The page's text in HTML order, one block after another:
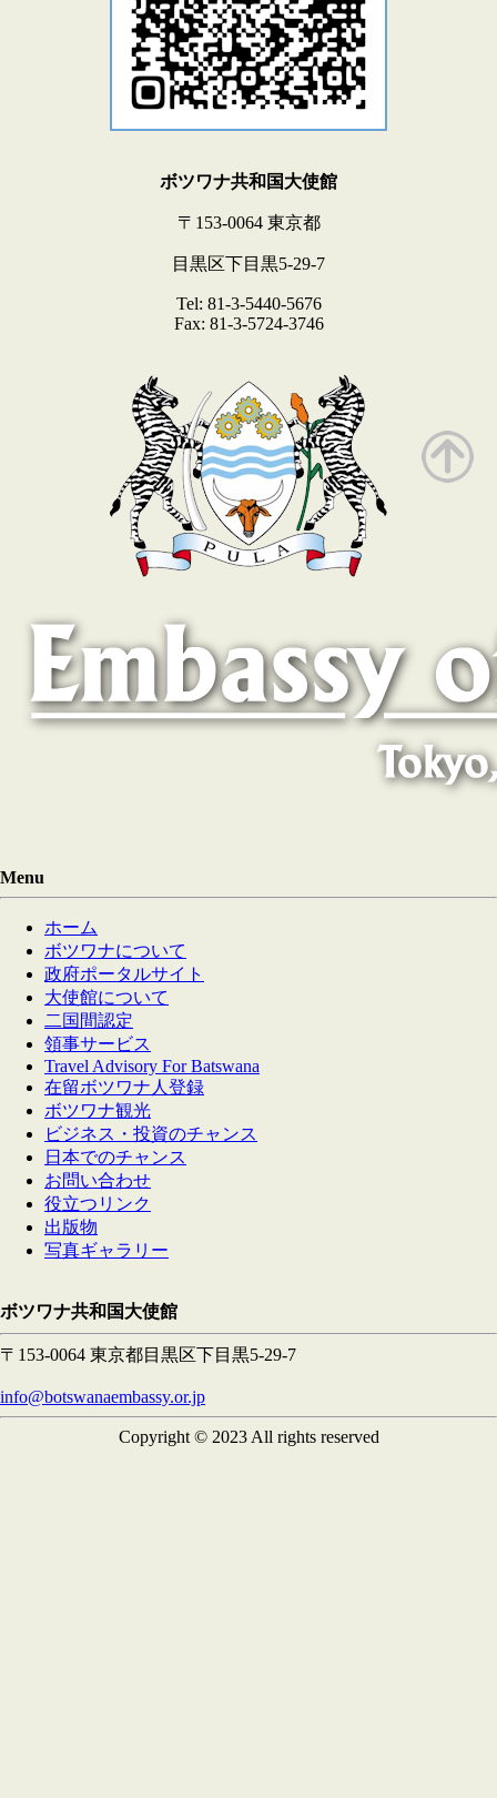
ボツワナ共和国大使館
〒153-0064 東京都
目黒区下目黒5-29-7
Tel: 81-3-5440-5676
Fax: 81-3-5724-3746
Menu
ホーム
ボツワナについて
政府ポータルサイト
大使館について
二国間認定
領事サービス
Travel Advisory For Batswana
在留ボツワナ人登録
ボツワナ観光
ビジネス・投資のチャンス
日本でのチャンス
お問い合わせ
役立つリンク
出版物
写真ギャラリー
ボツワナ共和国大使館
〒153-0064 東京都目黒区下目黒5-29-7
info@botswanaembassy.or.jp
Copyright © 2023 All rights reserved